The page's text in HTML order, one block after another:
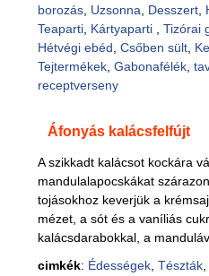
borozás, Uzsonna Desszert,
Teaparti, Kártyaparti Tizórai
Hétvégi ebéd Csőben sült,
Tejtermékek, Gabonafélék,
receptverseny
Áfonyás kalácsfelfújt
A szikkadt kalácsot kockára
mandulalapocskákat
tojásokhoz keverjük a
mézet, a sót és a vaníliás
kalácsdarabokkal, a
cimkék: Édességek, Tészták,